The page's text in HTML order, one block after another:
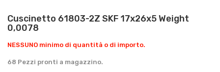
Cuscinetto 61803-2Z SKF 17x26x5 Weight
0,0078
NESSUNO minimo di quantità o di importo.
68 Pezzi pronti a magazzino.